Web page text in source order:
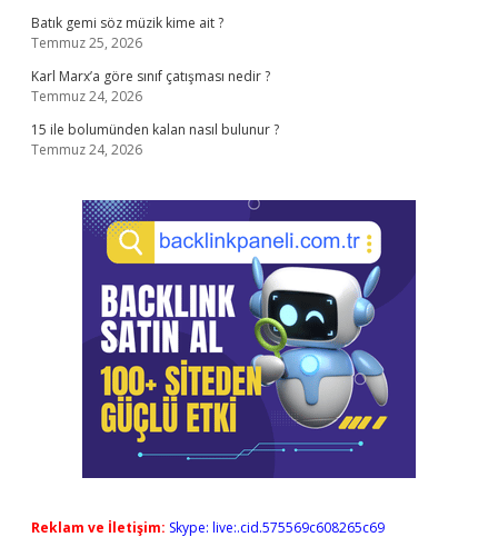
Batık gemi söz müzik kime ait ?
Temmuz 25, 2026
Karl Marx’a göre sınıf çatışması nedir ?
Temmuz 24, 2026
15 ile bolumünden kalan nasıl bulunur ?
Temmuz 24, 2026
Reklam ve İletişim: Skype: live:.cid.575569c608265c69